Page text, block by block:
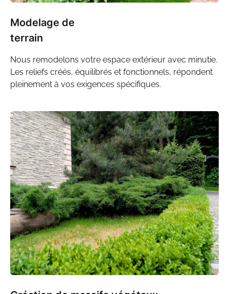
Modelage de
terrain
Nous remodelons votre espace extérieur avec minutie.
Les reliefs créés, équilibrés et fonctionnels, répondent
pleinement à vos exigences spécifiques.